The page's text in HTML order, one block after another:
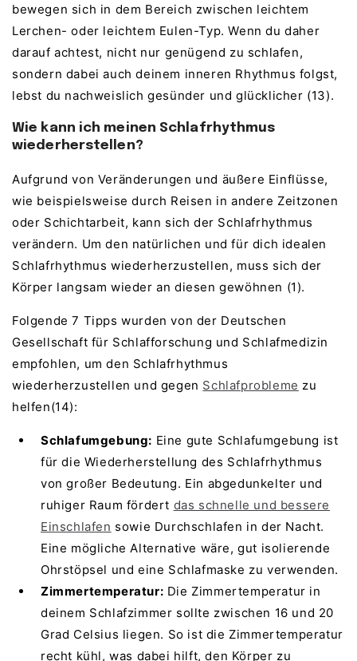
bewegen sich in dem Bereich zwischen leichtem
Lerchen- oder leichtem Eulen-Typ. Wenn du daher
darauf achtest, nicht nur genügend zu schlafen,
sondern dabei auch deinem inneren Rhythmus folgst,
lebst du nachweislich gesünder und glücklicher (13).
Wie kann ich meinen Schlafrhythmus
wiederherstellen?
Aufgrund von Veränderungen und äußere Einflüsse,
wie beispielsweise durch Reisen in andere Zeitzonen
oder Schichtarbeit, kann sich der Schlafrhythmus
verändern. Um den natürlichen und für dich idealen
Schlafrhythmus wiederherzustellen, muss sich der
Körper langsam wieder an diesen gewöhnen (1).
Folgende 7 Tipps wurden von der Deutschen
Gesellschaft für Schlafforschung und Schlafmedizin
empfohlen, um den Schlafrhythmus
wiederherzustellen und gegen Schlafprobleme zu
helfen(14):
Schlafumgebung: Eine gute Schlafumgebung ist
für die Wiederherstellung des Schlafrhythmus
von großer Bedeutung. Ein abgedunkelter und
ruhiger Raum fördert das schnelle und bessere
Einschlafen sowie Durchschlafen in der Nacht.
Eine mögliche Alternative wäre, gut isolierende
Ohrstöpsel und eine Schlafmaske zu verwenden.
Zimmertemperatur: Die Zimmertemperatur in
deinem Schlafzimmer sollte zwischen 16 und 20
Grad Celsius liegen. So ist die Zimmertemperatur
recht kühl, was dabei hilft, den Körper zu